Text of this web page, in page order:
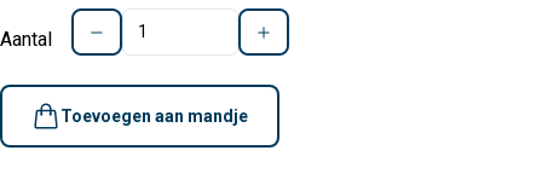
Aantal
Toevoegen aan mandje